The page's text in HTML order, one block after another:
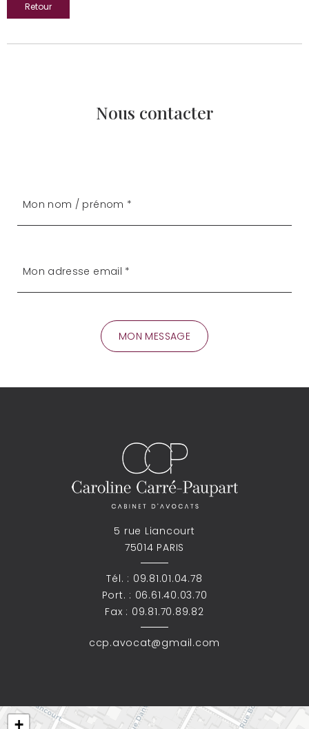
Retour
Nous contacter
5 rue Liancourt
75014 PARIS
Tél. : 09.81.01.04.78
Port. : 06.61.40.03.70
Fax : 09.81.70.89.82
ccp.avocat@gmail.com
+